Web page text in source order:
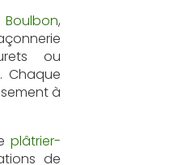
,
ou
Chaque
à
plâtrier-
de